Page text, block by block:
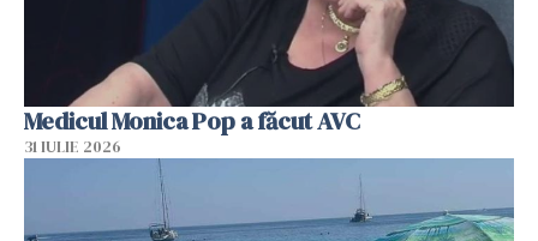
Medicul Monica Pop a făcut AVC
31 IULIE 2026